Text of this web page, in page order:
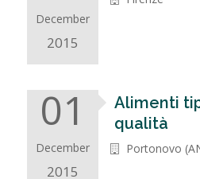
December
2015
01
December
2015
Alimenti
qualità
Portonovo